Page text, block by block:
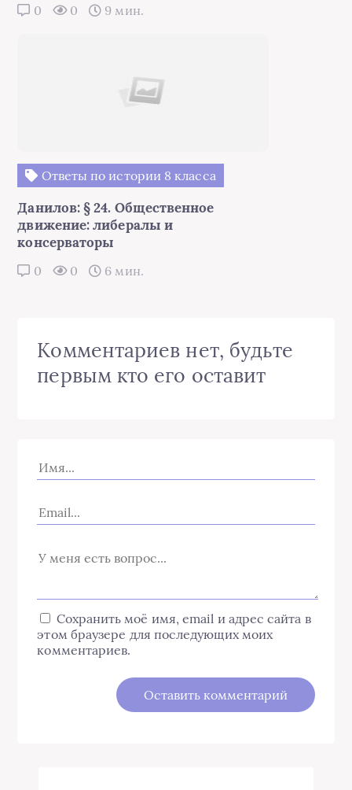
0 0 9 мин.
Ответы по истории 8 класса
Данилов: § 24. Общественное
движение: либералы и
консерваторы
0 0 6 мин.
Комментариев нет, будьте
первым кто его оставит
Сохранить моё имя, email и адрес сайта в
этом браузере для последующих моих
комментариев.